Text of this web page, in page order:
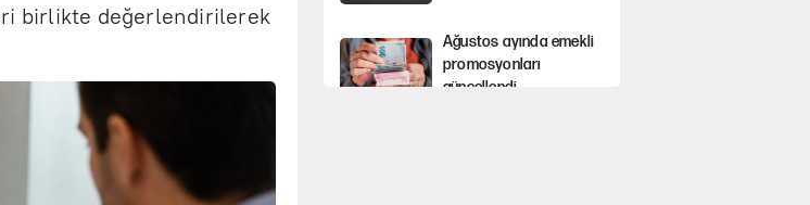
birlikte değerlendirilerek
Ağustos ayında emekli
promosyonları
güncellendi